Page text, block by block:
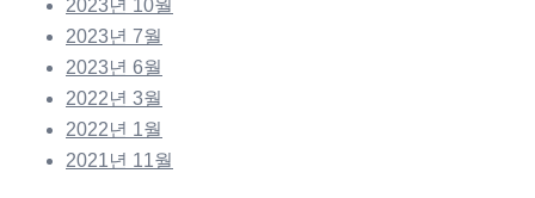
2023년 10월
2023년 7월
2023년 6월
2022년 3월
2022년 1월
2021년 11월